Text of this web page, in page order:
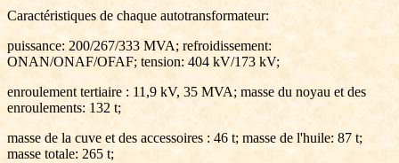
Caractéristiques de chaque autotransformateur:
puissance: 200/267/333 MVA; refroidissement:
ONAN/ONAF/OFAF; tension: 404 kV/173 kV;
enroulement tertiaire : 11,9 kV, 35 MVA; masse du noyau et des
enroulements: 132 t;
masse de la cuve et des accessoires : 46 t; masse de l'huile: 87 t;
masse totale: 265 t;